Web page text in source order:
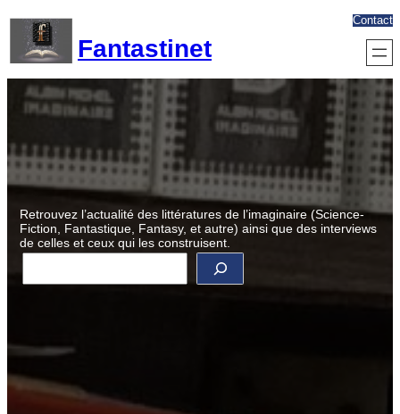
contenu
Fantastinet
Contact
Retrouvez l’actualité des littératures de l’imaginaire (Science-
Fiction, Fantastique, Fantasy, et autre) ainsi que des interviews
de celles et ceux qui les construisent.
R
c
h